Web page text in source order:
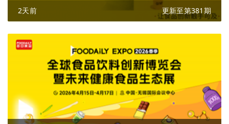
2天前 更新至第381期